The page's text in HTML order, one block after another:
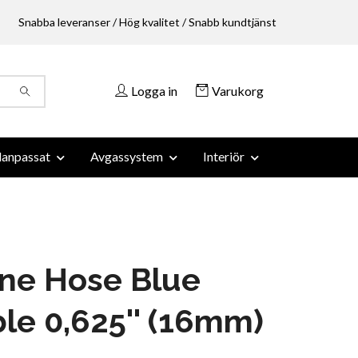
Snabba leveranser / Hög kvalitet / Snabb kundtjänst
Logga in Varukorg
Avgassystem Interiör
Hose Blue
0,625'' (16mm)